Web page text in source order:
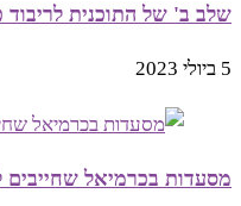
שלב ב' של התוכנית לריבוד
5 ביולי 2023
מסעדות בכרמיאל שחייבים